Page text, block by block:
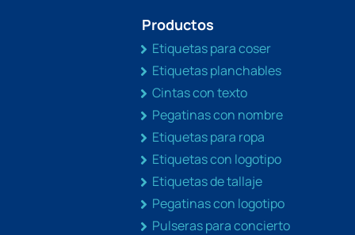
Productos
Etiquetas para coser
Etiquetas planchables
Cintas con texto
Pegatinas con nombre
Etiquetas para ropa
Etiquetas con logotipo
Etiquetas de tallaje
Pegatinas con logotipo
Pulseras para concierto